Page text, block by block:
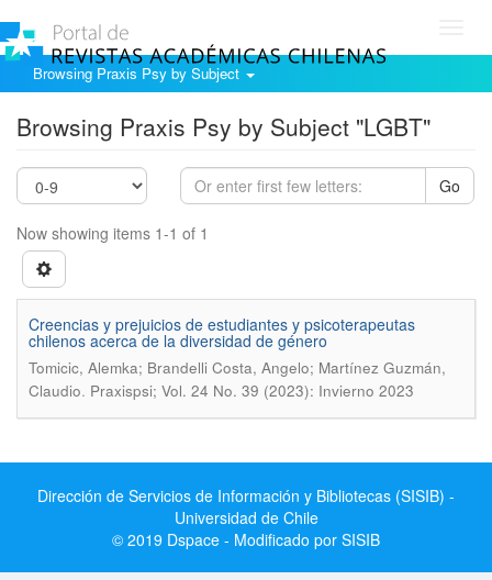
Browsing Praxis Psy by Subject
Browsing Praxis Psy by Subject "LGBT"
Go
Now showing items 1-1 of 1
Creencias y prejuicios de estudiantes y psicoterapeutas
chilenos acerca de la diversidad de género
Tomicic, Alemka; Brandelli Costa, Angelo; Martínez Guzmán,
Claudio. Praxispsi; Vol. 24 No. 39 (2023): Invierno 2023
Dirección de Servicios de Información y Bibliotecas (SISIB) -
Universidad de Chile
© 2019 Dspace - Modificado por SISIB